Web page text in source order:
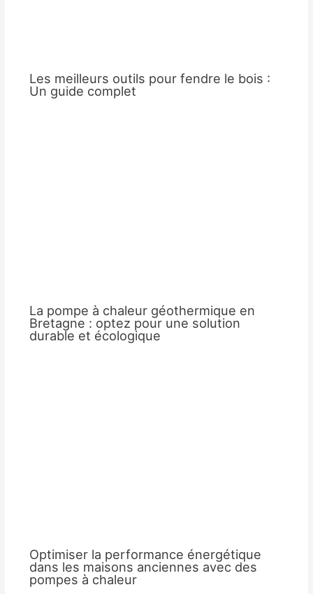
Les meilleurs outils pour fendre le bois :
Un guide complet
La pompe à chaleur géothermique en
Bretagne : optez pour une solution
durable et écologique
Optimiser la performance énergétique
dans les maisons anciennes avec des
pompes à chaleur